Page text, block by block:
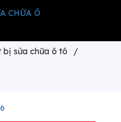
bị sửa chữa ô tô
/